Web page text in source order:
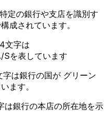
定の銀行や支店を識別す
成されています。
文字は
を表しています
字は銀行の国が グリーン
ます。
は銀行の本店の所在地を示